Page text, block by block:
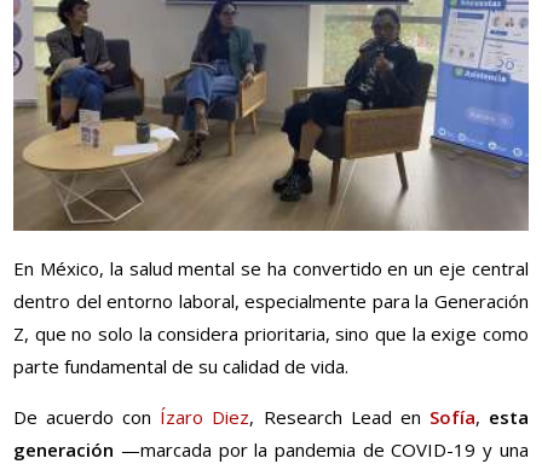
En México, la salud mental se ha convertido en un eje central
dentro del entorno laboral, especialmente para la Generación
Z, que no solo la considera prioritaria, sino que la exige como
parte fundamental de su calidad de vida.
De acuerdo con Ízaro Diez, Research Lead en Sofía, esta
generación —marcada por la pandemia de COVID-19 y una